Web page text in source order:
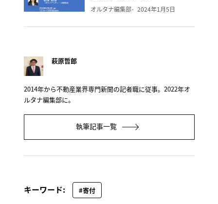
オルタナ編集部 2024年1月5日
萩原哲郎
2014年から不動産業界専門新聞の記者職に従事。2022年オ
ルタナ編集部に。
執筆記事一覧
キーワード: #寄付